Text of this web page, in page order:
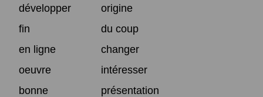
développer
origine
fin
du coup
en ligne
changer
oeuvre
intéresser
bonne
présentation